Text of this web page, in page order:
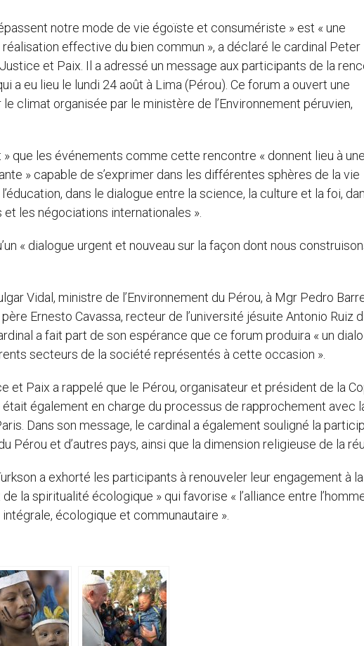
notre mode de vie égoïste et consumériste » est « une
effective du bien commun », a déclaré le cardinal Peter
et Paix. Il a adressé un message aux participants de la
a eu lieu le lundi 24 août à Lima (Pérou). Ce forum a ouvert une
climat organisée par le ministère de l’Environnement péruvien,
que les événements comme cette rencontre « donnent lieu à
» capable de s’exprimer dans les différentes sphères de la vie
dans le dialogue entre la science, la culture et la foi,
les négociations internationales ».
« dialogue urgent et nouveau sur la façon dont nous
Vidal, ministre de l’Environnement du Pérou, à Mgr Pedro
Ernesto Cavassa, recteur de l’université jésuite Antonio Ruiz
a fait part de son espérance que ce forum produira « un
secteurs de la société représentés à cette occasion ».
et Paix a rappelé que le Pérou, organisateur et président de la
également en charge du processus de rapprochement avec
Dans son message, le cardinal a également souligné la
Pérou et d’autres pays, ainsi que la dimension religieuse de la
a exhorté les participants à renouveler leur engagement à la
la spiritualité écologique » qui favorise « l’alliance entre
écologique et communautaire ».